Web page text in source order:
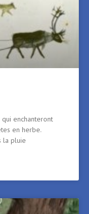
enchanteront
en herbe.
la pluie